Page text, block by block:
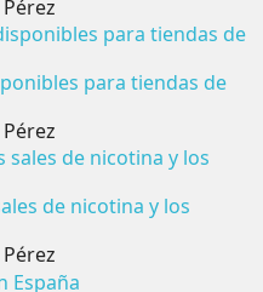
para tiendas de
de nicotina y los